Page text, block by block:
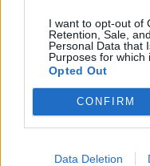
I want to opt-out of
Retention, Sale,
Personal Data that
Purposes for which
Opted Out
CONFIRM
Data Deletion